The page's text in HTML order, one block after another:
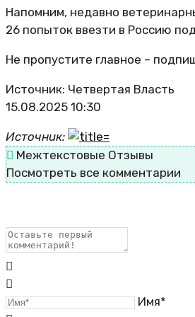
Напомним, недавно
26 попыток ввезти в Россию
Не пропустите главное –
Источник: Четвертая Власть
15.08.2025 10:30
Источник:
Межтекстовые Отзывы
Посмотреть все комментарии
Имя*